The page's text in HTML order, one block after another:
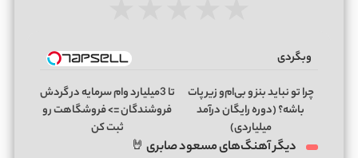
وبگردی
چرا تو نباید بنز و بی‌ام‌و زیر پات
باشه؟ (دوره رایگان درآمد
میلیاردی)
تا 3میلیارد وام سرمایه در گردش
فروشندگان => فروشگاهت رو
ثبت کن
دیگر آهنگ‌های مسعود صابری 🤘